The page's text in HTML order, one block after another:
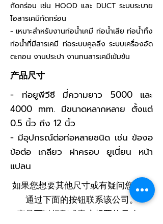
กัดกร่อน เช่น HOOD และ DUCT ระบบระบาย
ไอสารเคมีกัดกร่อน
- เหมาะสำหรับงานท่อน้ำเคมี ท่อน้ำเสีย ท่อน้ำทิ้ง
ท่อน้ำที่มีสารเคมี ท่อระบบคูลลิ่ง ระบบเครื่องอัด
ตะกอน งานประปา งานทนสารเคมีเข้มข้น
产品尺寸
- ท่อยูพีวีซี มี่ความยาว 5000 และ
4000 mm. มีขนาดหลากหลาย ตั้งแต่
0.5 นิ้ว ถึง 12 นิ้ว
- มีอุปกรณ์ต่อท่อหลายชนิด เช่น ข้องอ
ข้อต่อ เกลียว ฝาครอบ ยูเนี่ยน หน้า
แปลน
如果您想要其他尺寸或有疑问您可以
通过下面的按钮联系该公司。
产品可以切割成客户想要的尺寸。